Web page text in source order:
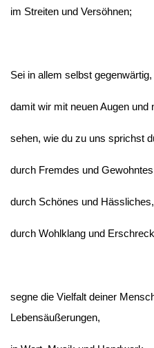
im Streiten und Versöhnen;
Sei in allem selbst gegenwärtig,
damit wir mit neuen Augen und
sehen, wie du zu uns sprichst
durch Fremdes und
durch Schönes und Hässliches,
durch Wohlklang und
segne die Vielfalt deiner
Lebensäußerungen,